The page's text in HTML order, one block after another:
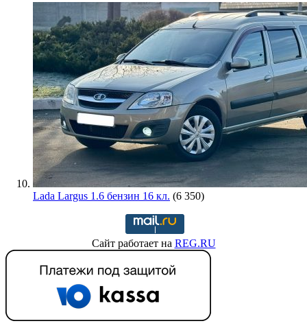
Lada Largus 1.6 бензин 16 кл. (6 350)
Сайт работает на REG.RU